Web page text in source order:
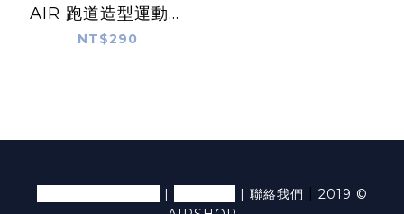
AIR 跑道造型運動毛
巾
NT$290
| | 聯絡我們
2019 ©